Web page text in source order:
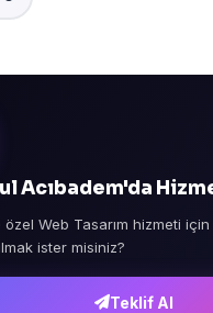
Acıbadem'da
özel Web Tasarım hizmeti
ister misiniz?
Teklif Al